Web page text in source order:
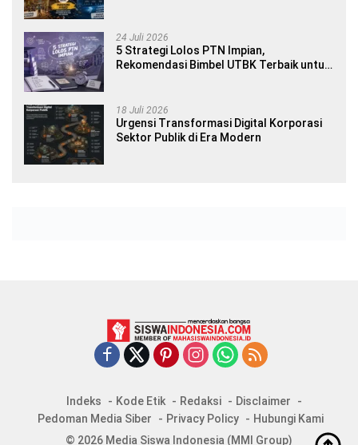
24 Juli 2026
5 Strategi Lolos PTN Impian,
Rekomendasi Bimbel UTBK Terbaik untuk
18 Juli 2026
Urgensi Transformasi Digital Korporasi
Sektor Publik di Era Modern
Indeks Kode Etik Redaksi
Disclaimer
Pedoman Media Siber
Privacy Policy
Hubungi Kami
© 2026 Media Siswa Indonesia (MMI Group)